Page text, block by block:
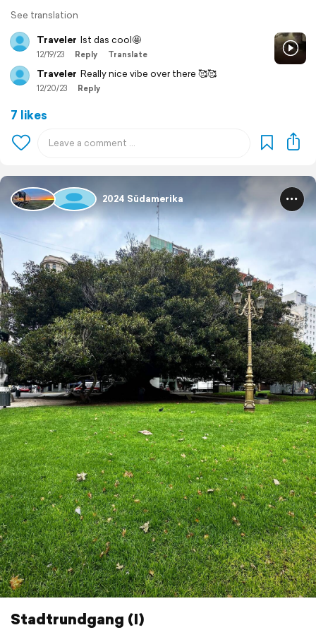
See translation
Traveler Ist das cool🤩
12/19/23 Reply Translate
Traveler Really nice vibe over there 🥰🥰
12/20/23 Reply
7 likes
2024 Südamerika
Stadtrundgang (I)